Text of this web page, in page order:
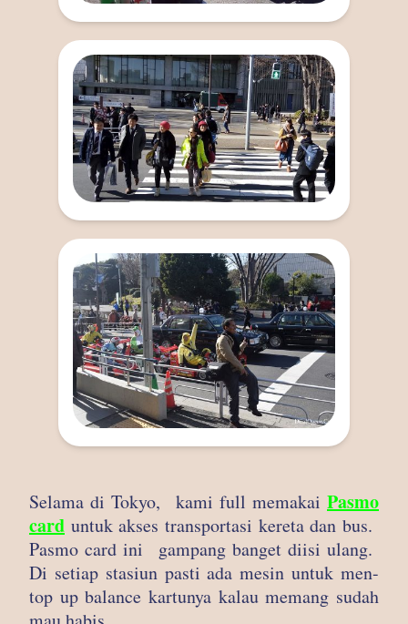
Selama di Tokyo, kami full memakai Pasmo
card untuk akses transportasi kereta dan bus.
Pasmo card ini gampang banget diisi ulang.
Di setiap stasiun pasti ada mesin untuk men-
top up balance kartunya kalau memang sudah